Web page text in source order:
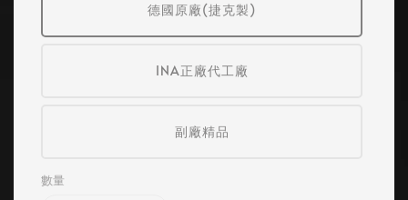
德國原廠(捷克製)
INA正廠代工廠
副廠精品
數量